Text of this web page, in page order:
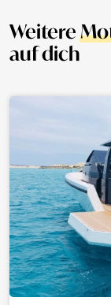
Weitere
auf dich